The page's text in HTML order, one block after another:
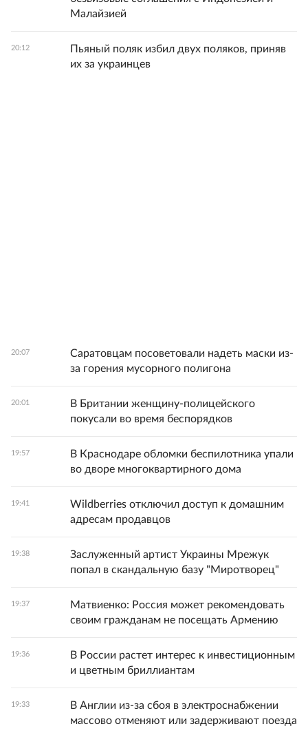
Малайзией
20:12
Пьяный поляк избил двух поляков, приняв
их за украинцев
20:07
Саратовцам посоветовали надеть маски из-
за горения мусорного полигона
20:01
В Британии женщину-полицейского
покусали во время беспорядков
19:57
В Краснодаре обломки беспилотника упали
во дворе многоквартирного дома
19:41
Wildberries отключил доступ к домашним
адресам продавцов
19:38
Заслуженный артист Украины Мрежук
попал в скандальную базу "Миротворец"
19:37
Матвиенко: Россия может рекомендовать
своим гражданам не посещать Армению
19:36
В России растет интерес к инвестиционным
и цветным бриллиантам
19:33
В Англии из-за сбоя в электроснабжении
массово отменяют или задерживают поезда